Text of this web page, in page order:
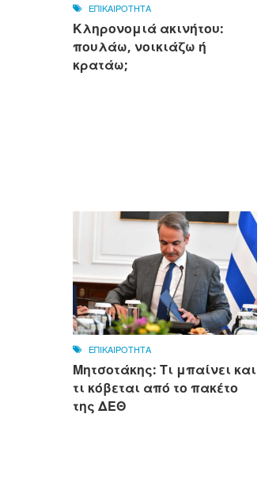
ΕΠΙΚΑΙΡΟΤΗΤΑ
Κληρονομιά ακινήτου:
πουλάω, νοικιάζω ή
κρατάω;
ΕΠΙΚΑΙΡΟΤΗΤΑ
Μητσοτάκης: Τι μπαίνει και
τι κόβεται από το πακέτο
της ΔΕΘ